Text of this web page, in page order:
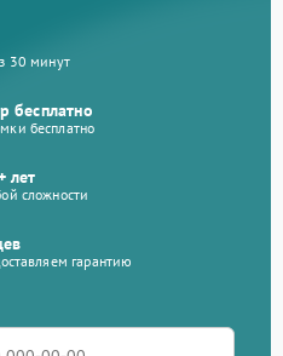
30 минут
бесплатно
бесплатно
лет
сложности
гарантию